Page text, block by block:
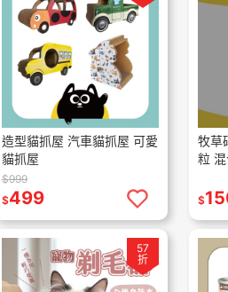
造型貓抓屋 汽車貓抓屋 可愛
貓抓屋
$999
$499
牧草
粒
兔磨
$
57
折